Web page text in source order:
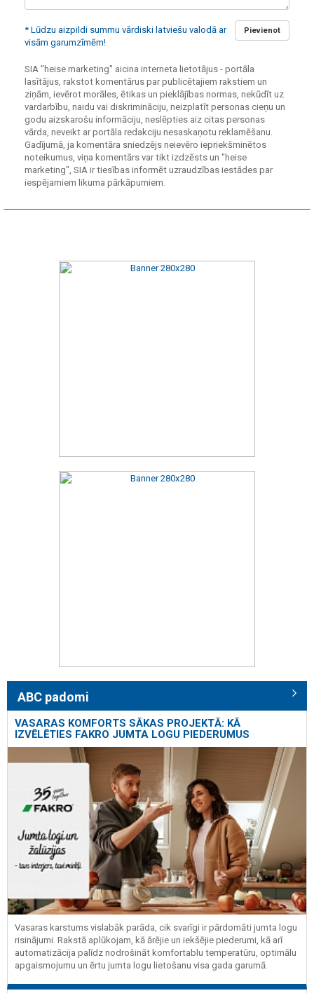
Pievienot
* Lūdzu aizpildi summu vārdiski latviešu valodā ar
visām garumzīmēm!
SIA "heise marketing" aicina interneta lietotājus - portāla
lasītājus, rakstot komentārus par publicētajiem rakstiem un
ziņām, ievērot morāles, ētikas un pieklājības normas, nekūdīt uz
vardarbību, naidu vai diskrimināciju, neizplatīt personas cieņu un
godu aizskarošu informāciju, neslēpties aiz citas personas
vārda, neveikt ar portāla redakciju nesaskaņotu reklamēšanu.
Gadījumā, ja komentāra sniedzējs neievēro iepriekšminētos
noteikumus, viņa komentārs var tikt izdzēsts un "heise
marketing", SIA ir tiesības informēt uzraudzības iestādes par
iespējamiem likuma pārkāpumiem.
ABC padomi
VASARAS KOMFORTS SĀKAS PROJEKTĀ: KĀ
IZVĒLĒTIES FAKRO JUMTA LOGU PIEDERUMUS
Vasaras karstums vislabāk parāda, cik svarīgi ir pārdomāti jumta logu
risinājumi. Rakstā aplūkojam, kā ārējie un iekšējie piederumi, kā arī
automatizācija palīdz nodrošināt komfortablu temperatūru, optimālu
apgaismojumu un ērtu jumta logu lietošanu visa gada garumā.